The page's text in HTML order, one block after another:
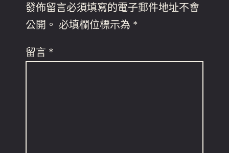
發佈留言必須填寫的電子郵件地址不會
公開。 必填欄位標示為 *
留言 *